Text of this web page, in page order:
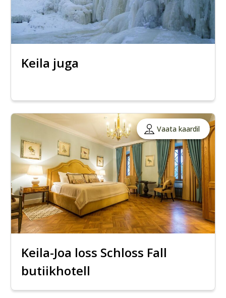
Keila juga
Vaata kaardil
Keila-Joa loss Schloss Fall
butiikhotell